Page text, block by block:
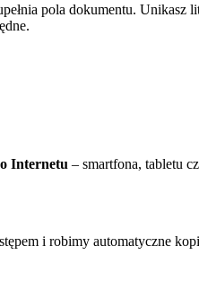
pola dokumentu. Unikasz
Internetu – smartfona, tabletu
i robimy automatyczne